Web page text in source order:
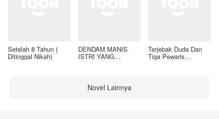
Setelah 8 Tahun (
Ditinggal Nikah)
DENDAM MANIS
ISTRI YANG
Terjebak Duda Dan
Tiga Pewaris
Novel Lainnya